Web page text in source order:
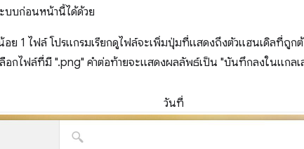
บบก่อนหน้านี้ได้ด้วย
อย 1 ไฟล์ โปรแกรมเรียกดูไฟล์จะเพิ่มปุ่มที่แสดงถึงตัวแฮนเดิลที่ถูก
อกไฟล์ที่มี ".png" คำต่อท้ายจะแสดงผลลัพธ์เป็น "บันทึกลงในแกลเ
วันที่